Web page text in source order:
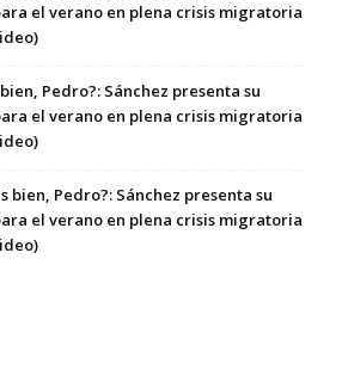
el verano en plena crisis migratoria
Pedro?: Sánchez presenta su
el verano en plena crisis migratoria
bien, Pedro?: Sánchez presenta su
el verano en plena crisis migratoria